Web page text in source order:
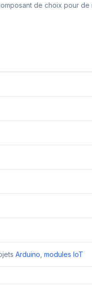
de choix pour
Arduino modules IoT